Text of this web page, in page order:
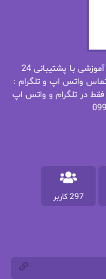
سایت اخودان مرجع کامل رمان و کتاب و فایل های آموزشی با پشتیبانی 24
واتس اپ و تلگرام :
عباس علی میرزائی 09221706572 شماره پشتیبانی 2 فقط در تلگرام و واتس اپ
297 کاربر